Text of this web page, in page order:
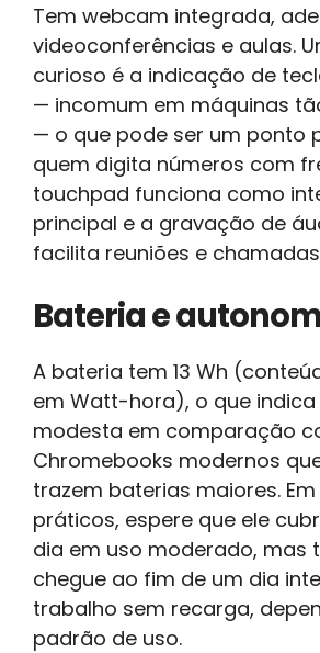
Tem webcam integrada,
videoconferências e aulas.
curioso é a indicação de
— incomum em máquinas
— o que pode ser um ponto
quem digita números com
touchpad funciona como
principal e a gravação de
facilita reuniões e
Bateria e
A bateria tem 13 Wh
em Watt-hora), o que
modesta em comparação
Chromebooks modernos
trazem baterias maiores.
práticos, espere que ele
dia em uso moderado, mas
chegue ao fim de um dia
trabalho sem recarga,
padrão de uso.